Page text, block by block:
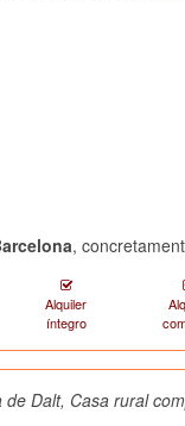
,
Alquiler
íntegro
de Dalt, Casa rural